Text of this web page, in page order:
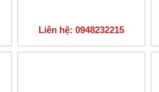
Liên hệ: 0948232215